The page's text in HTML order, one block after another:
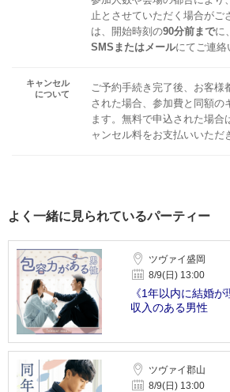
止とさせていただく場合がご
は、開始時刻の90分前までに
SMSまたはメールにてご連絡
キャンセル
について
ご予約手続き完了後、お客様
された場合、参加費と同額の
ます。無料で申込された場合
ャンセル料をお支払いいただ
よく一緒に見られているパーティー
ツヴァイ盛岡
8/9(日) 13:00
《1年以内に結婚
収入のある男性
ツヴァイ郡山
8/9(日) 13:00